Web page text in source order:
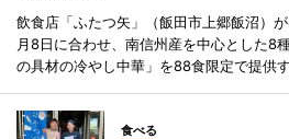
飲食店「ふたつ矢」（飯田市上郷飯沼）
月8日に合わせ、南信州産を中心とした8
の具材の冷やし中華」を88食限定で提供す
食べる